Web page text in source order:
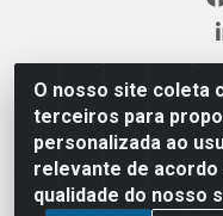
O nosso site coleta
terceiros para
personalizada ao
relevante de
qualidade do nosso
Rua Chipuê, 117 - S.
08010-260-